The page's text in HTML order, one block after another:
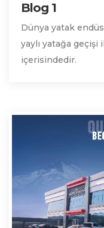
Blog 1
Dünya yatak
yaylı yatağa
içerisindedir.